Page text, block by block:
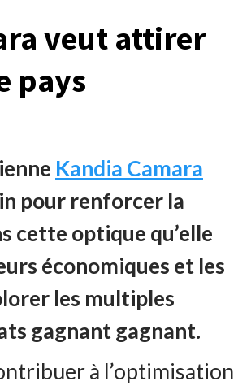
veut attirer
pays
Kandia Camara
pour renforcer la
cette optique qu’elle
économiques et les
les multiples
gagnant gagnant.
à l’optimisation